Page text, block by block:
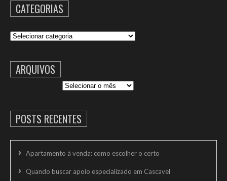
CATEGORIAS
Categorias
ARQUIVOS
POSTS RECENTES
Apartamento à venda: como escolher o certo
Quando buscar apoio especializado em Cascavel